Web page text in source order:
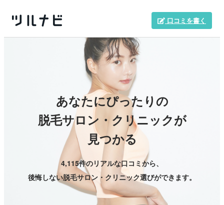
口コミを書く
あなたにぴったりの
脱毛サロン・クリニックが
見つかる
4,115件のリアルな口コミから、
後悔しない脱毛サロン・クリニック選びができます。